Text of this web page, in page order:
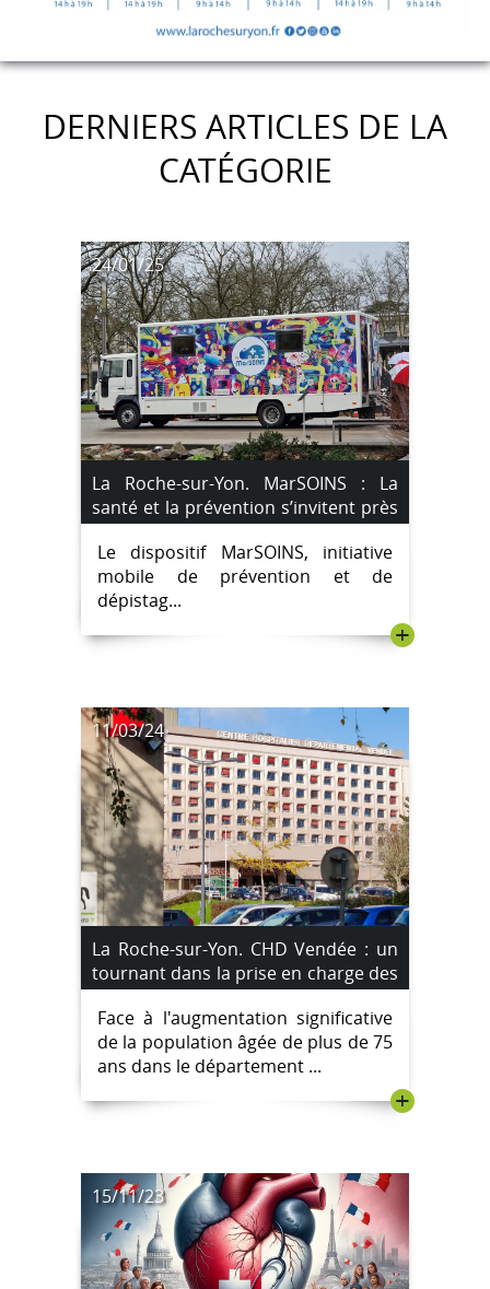
DERNIERS ARTICLES DE LA
CATÉGORIE
24/01/25
La Roche-sur-Yon. MarSOINS : La
santé et la prévention s’invitent près
de chez vous
Le dispositif MarSOINS, initiative
mobile de prévention et de
dépistag...
+
11/03/24
La Roche-sur-Yon. CHD Vendée : un
tournant dans la prise en charge des
plus de 75 ans
Face à l'augmentation significative
de la population âgée de plus de 75
ans dans le département ...
+
15/11/23